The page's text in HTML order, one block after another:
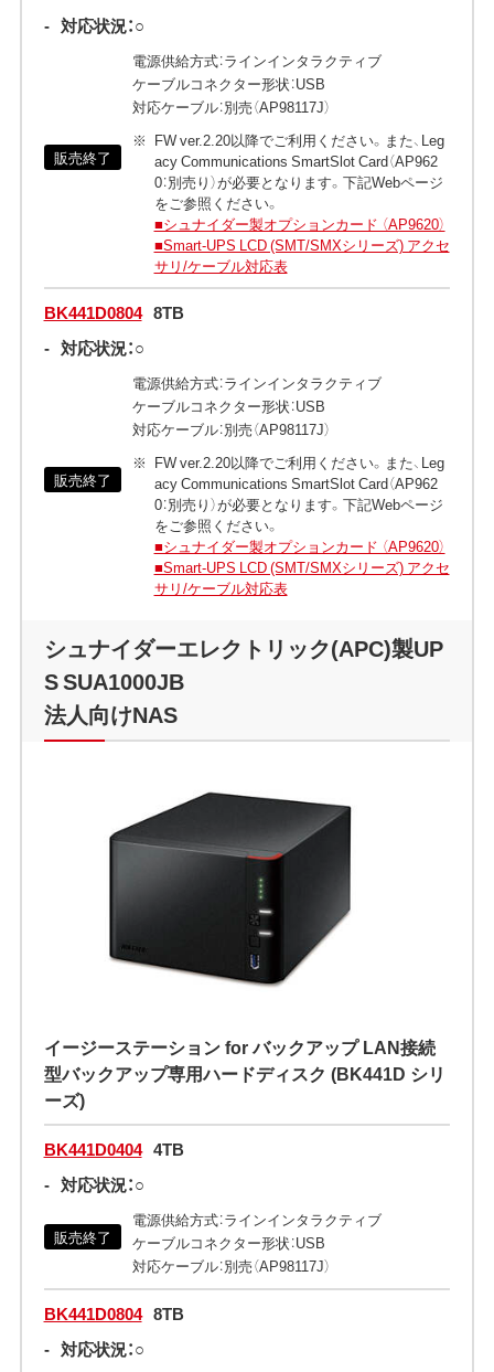
- 対応状況：○
販売終了
電源供給方式：ラインインタラクティブ
ケーブルコネクター形状：USB
対応ケーブル：別売（AP98117J）
FW ver.2.20以降でご利用ください。また、Leg
acy Communications SmartSlot Card（AP962
0：別売り）が必要となります。下記Webページ
をご参照ください。
■シュナイダー製オプションカード （AP9620）
■Smart-UPS LCD (SMT/SMXシリーズ) アクセ
サリ/ケーブル対応表
BK441D0804 8TB
- 対応状況：○
販売終了
電源供給方式：ラインインタラクティブ
ケーブルコネクター形状：USB
対応ケーブル：別売（AP98117J）
FW ver.2.20以降でご利用ください。また、Leg
acy Communications SmartSlot Card（AP962
0：別売り）が必要となります。下記Webページ
をご参照ください。
■シュナイダー製オプションカード （AP9620）
■Smart-UPS LCD (SMT/SMXシリーズ) アクセ
サリ/ケーブル対応表
シュナイダーエレクトリック(APC)製UP
S SUA1000JB
法人向けNAS
イージーステーション for バックアップ LAN接続
型バックアップ専用ハードディスク (BK441D シリ
ーズ)
BK441D0404 4TB
- 対応状況：○
販売終了
電源供給方式：ラインインタラクティブ
ケーブルコネクター形状：USB
対応ケーブル：別売（AP98117J）
BK441D0804 8TB
- 対応状況：○